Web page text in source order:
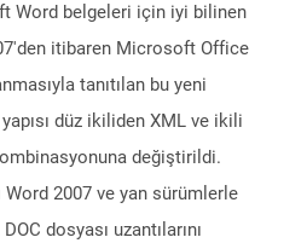
Word belgeleri için iyi bilinen
itibaren Microsoft Office
tanıtılan bu yeni
düz ikiliden XML ve ikili
değiştirildi.
Word 2007 ve yan sürümlerle
dosyası uzantılarını